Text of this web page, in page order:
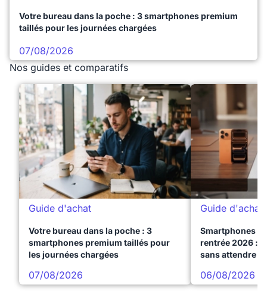
Votre bureau dans la poche : 3 smartphones premium
taillés pour les journées chargées
07/08/2026
Nos guides et comparatifs
Guide d'achat
Votre bureau dans la poche : 3
smartphones premium taillés pour
les journées chargées
07/08/2026
Guide d'achat
Smartphones
rentrée 2026 :
sans attendre
06/08/2026